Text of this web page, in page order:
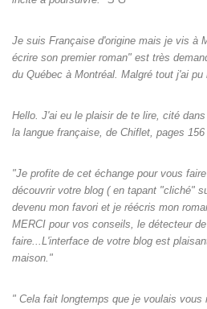
Je suis Française d'origine mais je vis à
écrire son premier roman" est très
du Québec à Montréal. Malgré tout j'ai
Hello. J'ai eu le plaisir de te lire, cité
la langue française, de Chiflet, pages
"Je profite de cet échange pour vous
découvrir votre blog ( en tapant "cliché"
devenu mon favori et je réécris mon
MERCI pour vos conseils, le détecteur
faire...L'interface de votre blog est
maison."
" Cela fait longtemps que je voulais